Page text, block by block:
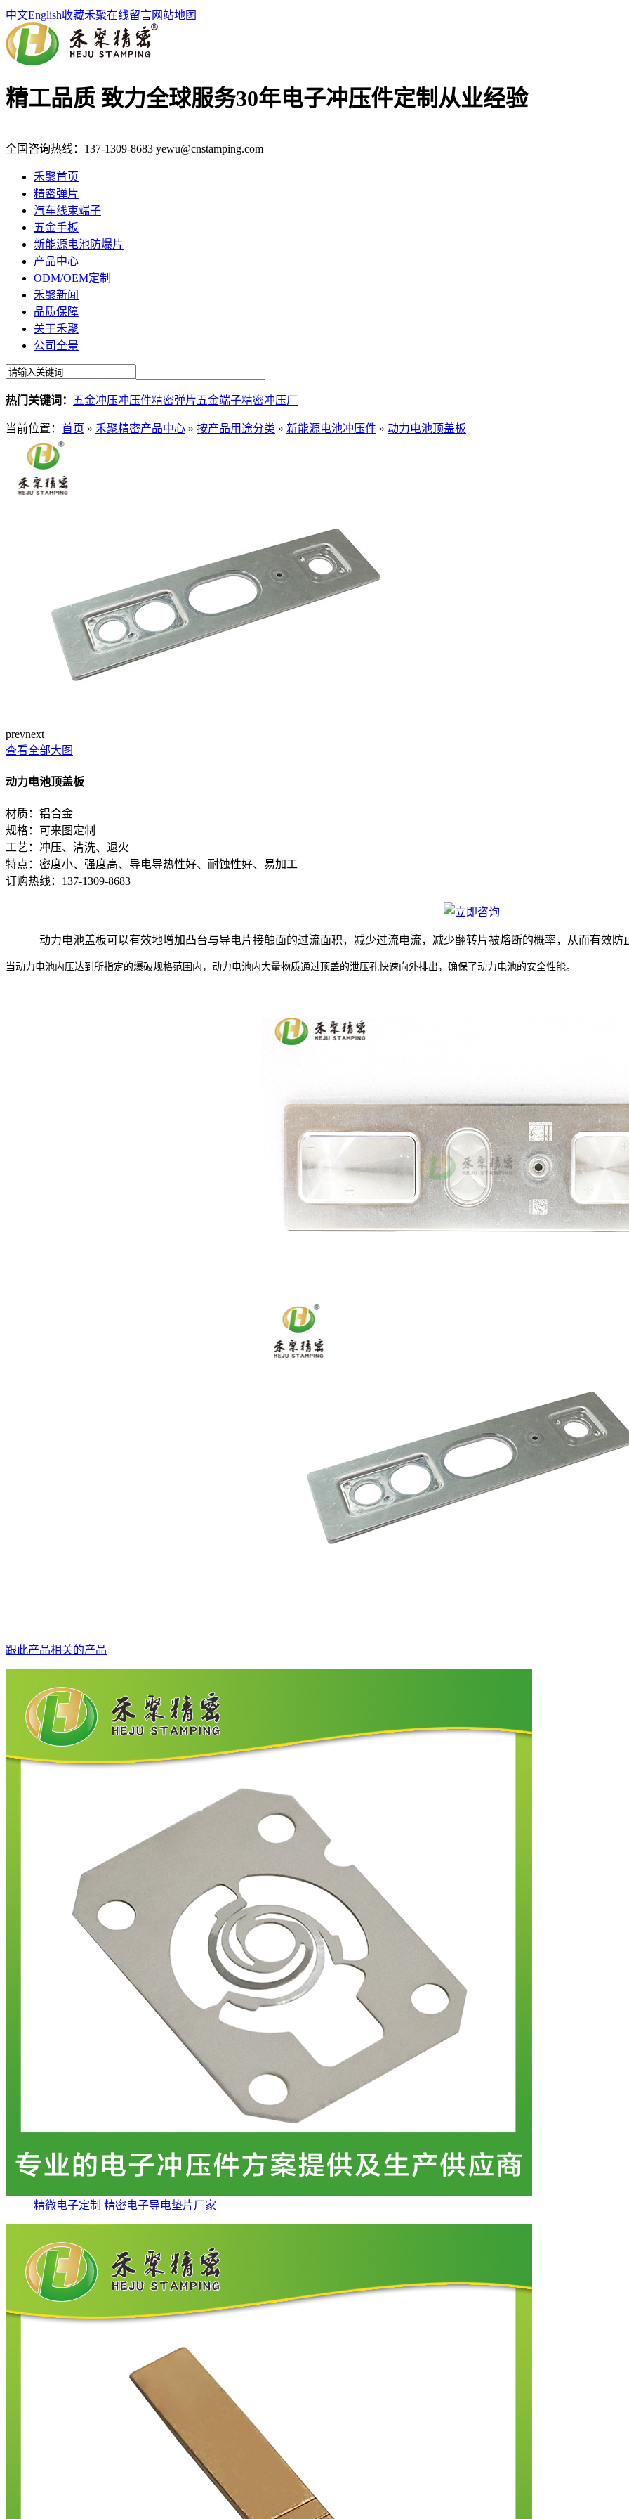
中文English收藏禾聚在线留言网站地图
精工品质 致力全球服务30年电子冲压件定制从业经验
全国咨询热线： 137-1309-8683 yewu@cnstamping.com
禾聚首页
精密弹片
汽车线束端子
五金手板
新能源电池防爆片
产品中心
ODM/OEM定制
禾聚新闻
品质保障
关于禾聚
公司全景
热门关键词： 五金冲压冲压件精密弹片五金端子精密冲压厂
当前位置： 首页 » 禾聚精密产品中心 » 按产品用途分类 » 新能源电池冲压件 » 动力电池顶盖板
prevnext
查看全部大图
动力电池顶盖板
材质：铝合金
规格：可来图定制
工艺：冲压、清洗、退火
特点：密度小、强度高、导电导热性好、耐蚀性好、易加工
订购热线： 137-1309-8683
动力电池盖板可以有效地增加凸台与导电片接触面的过流面积，减少过流电流，减少翻转片被熔断的概率，从而有效防
当动力电池内压达到所指定的爆破规格范围内，动力电池内大量物质通过顶盖的泄压孔快速向外排出，确保 了动力电池的安全性能。
跟此产品相关的产品
精微电子定制 精密电子导电垫片厂家